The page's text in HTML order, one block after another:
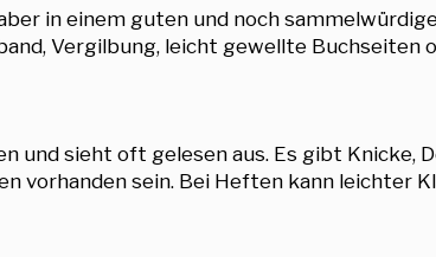
in einem guten und noch
Vergilbung, leicht gewellte
und sieht oft gelesen aus. Es gibt Knicke,
vorhanden sein. Bei Heften kann leichter